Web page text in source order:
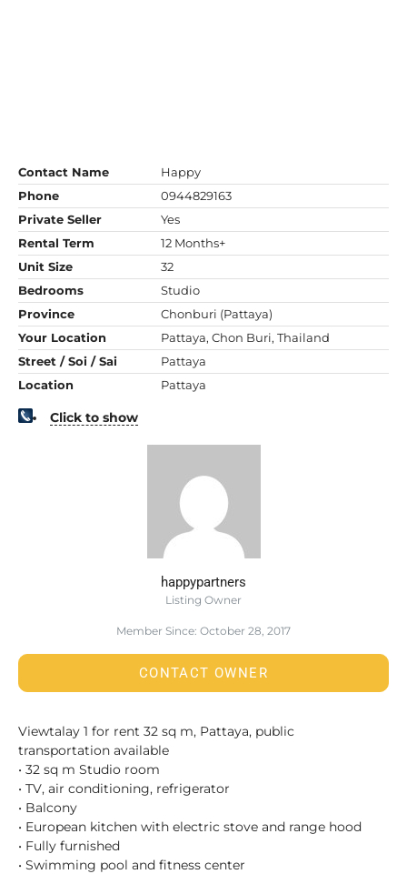
Contact Name
Happy
Phone
0944829163
Private Seller
Yes
Rental Term
12 Months+
Unit Size
32
Bedrooms
Studio
Province
Chonburi (Pattaya)
Your Location
Pattaya, Chon Buri, Thailand
Street / Soi / Sai
Pattaya
Location
Pattaya
Click to show
happypartners
Listing Owner
Member Since: October 28, 2017
CONTACT OWNER
Viewtalay 1 for rent 32 sq m, Pattaya, public
transportation available
• 32 sq m Studio room
• TV, air conditioning, refrigerator
• Balcony
• European kitchen with electric stove and range hood
• Fully furnished
• Swimming pool and fitness center